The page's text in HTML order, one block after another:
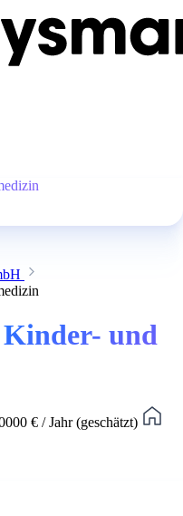
und
€ / Jahr (geschätzt)